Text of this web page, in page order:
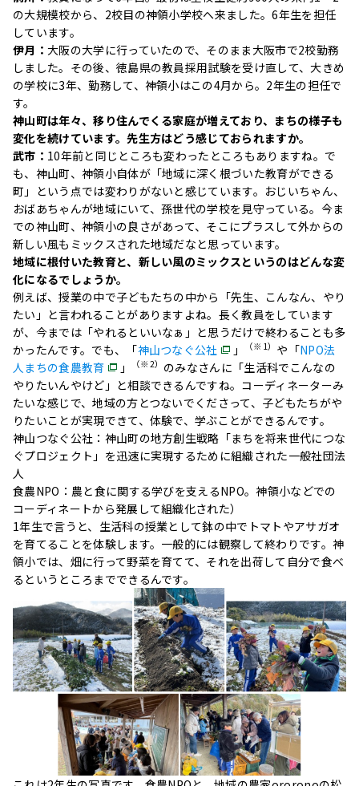
の大規模校から、2校目の神領小学校へ来ました。6年生を担任
しています。
伊月： 大阪の大学に行っていたので、そのまま大阪市で2校勤務
しました。その後、徳島県の教員採用試験を受け直して、大きめ
の学校に3年、勤務して、神領小はこの4月から。2年生の担任で
す。
神山町は年々、移り住んでくる家庭が増えており、まちの様子も
変化を続けています。先生方はどう感じておられますか。
武市： 10年前と同じところも変わったところもありますね。で
も、神山町、神領小自体が「地域に深く根づいた教育ができる
町」という点では変わりがないと感じています。おじいちゃん、
おばあちゃんが地域にいて、孫世代の学校を見守っている。今ま
での神山町、神領小の良さがあって、そこにプラスして外からの
新しい風もミックスされた地域だなと思っています。
地域に根付いた教育と、新しい風のミックスというのはどんな変
化になるでしょうか。
例えば、授業の中で子どもたちの中から「先生、こんなん、やり
たい」と言われることがありますよね。長く教員をしています
が、今までは「やれるといいなぁ」と思うだけで終わることも多
かったんです。でも、「神山つなぐ公社 」 （※1） や「NPO法
人まちの食農教育
」 （※2） のみなさんに「生活科でこんなの
やりたいんやけど」と相談できるんですね。コーディネーターみ
たいな感じで、地域の方とつないでくださって、子どもたちがや
りたいことが実現できて、体験で、学ぶことができるんです。
神山つなぐ公社：神山町の地方創生戦略「まちを将来世代につな
ぐプロジェクト」を迅速に実現するために組織された一般社団法
人
食農NPO：農と食に関する学びを支えるNPO。神領小などでの
コーディネートから発展して組織化された）
1年生で言うと、生活科の授業として鉢の中でトマトやアサガオ
を育てることを体験します。一般的には観察して終わりです。神
領小では、畑に行って野菜を育てて、それを出荷して自分で食べ
るというところまでできるんです。